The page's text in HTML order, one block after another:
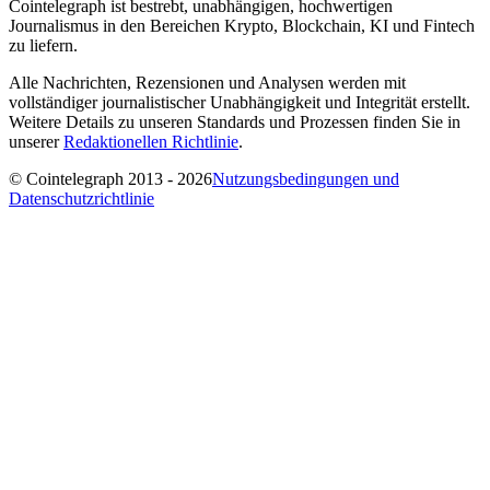
Cointelegraph ist bestrebt, unabhängigen, hochwertigen
Journalismus in den Bereichen Krypto, Blockchain, KI und Fintech
zu liefern.
Alle Nachrichten, Rezensionen und Analysen werden mit
vollständiger journalistischer Unabhängigkeit und Integrität erstellt.
Weitere Details zu unseren Standards und Prozessen finden Sie in
unsererRedaktionellen Richtlinie.
© Cointelegraph 2013 - 2026Nutzungsbedingungen und
Datenschutzrichtlinie